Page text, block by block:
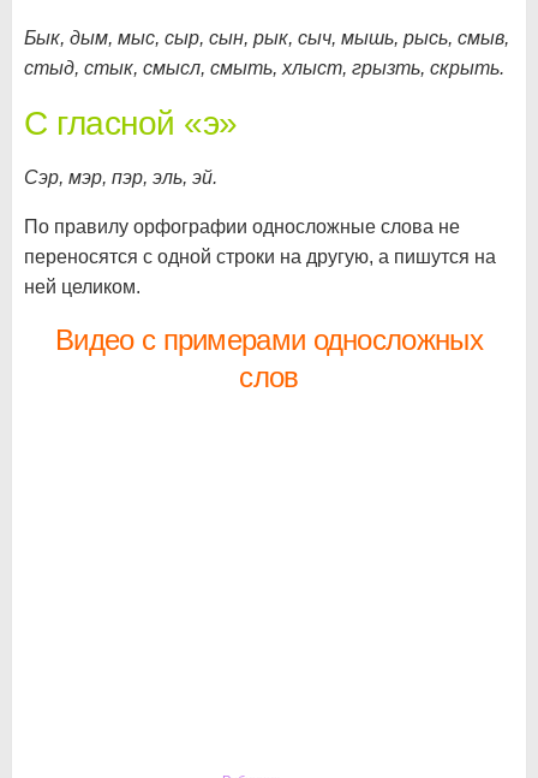
Бык, дым, мыс, сыр, сын, рык, сыч, мышь, рысь, смыв,
стыд, стык, смысл, смыть, хлыст, грызть, скрыть.
С гласной «э»
Сэр, мэр, пэр, эль, эй.
По правилу орфографии односложные слова не
переносятся с одной строки на другую, а пишутся на
ней целиком.
Видео с примерами односложных
слов